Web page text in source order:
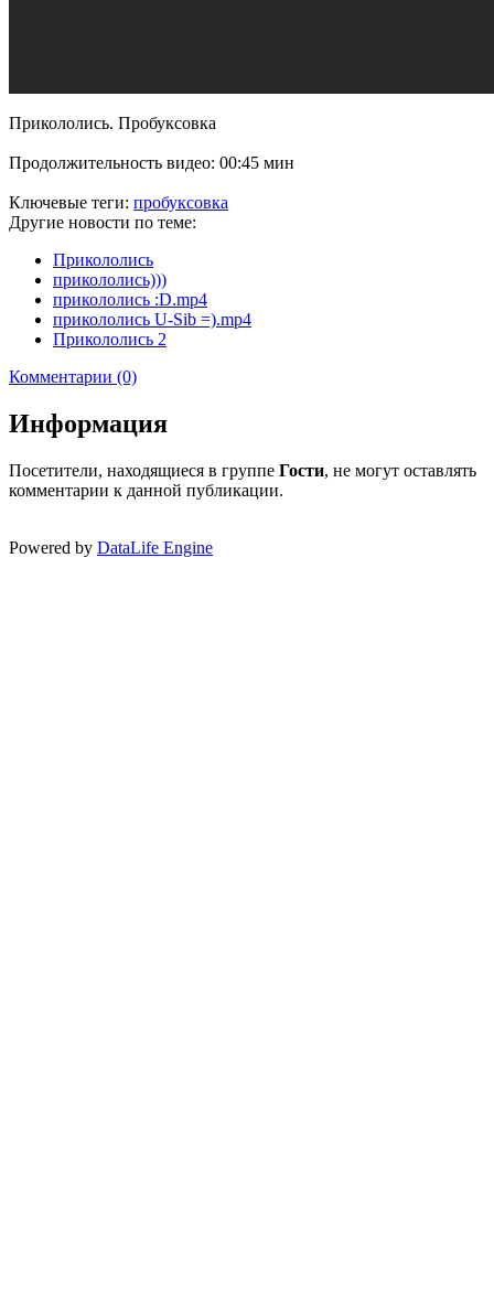
Прикололись. Пробуксовка
Продолжительность видео: 00:45 мин
Ключевые теги: пробуксовка
Другие новости по теме:
Прикололись
прикололись)))
прикололись :D.mp4
прикололись U-Sib =).mp4
Прикололись 2
Комментарии (0)
Информация
Посетители, находящиеся в группе Гости, не могут оставлять
комментарии к данной публикации.
Powered by DataLife Engine